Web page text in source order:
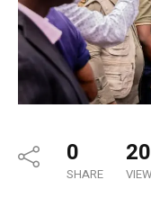
0
SHARE
20